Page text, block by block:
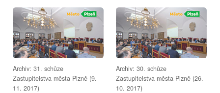
Archiv: 31. schůze
Zastupitelstva města Plzně (9.
11. 2017)
Archiv: 30. schůze
Zastupitelstva města Plzně (26.
10. 2017)